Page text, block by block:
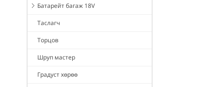
Батарейт багаж 18V
Таслагч
Торцов
Шруп мастер
Градуст хөрөө